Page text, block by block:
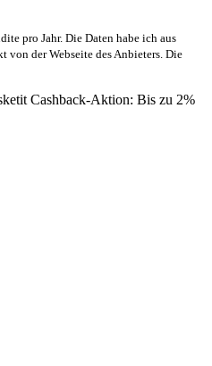
pro Jahr. Die Daten habe ich aus
von der Webseite des Anbieters. Die
Cashback-Aktion: Bis zu 2%